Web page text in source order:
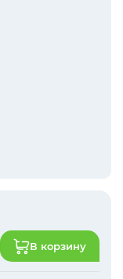
В корзину